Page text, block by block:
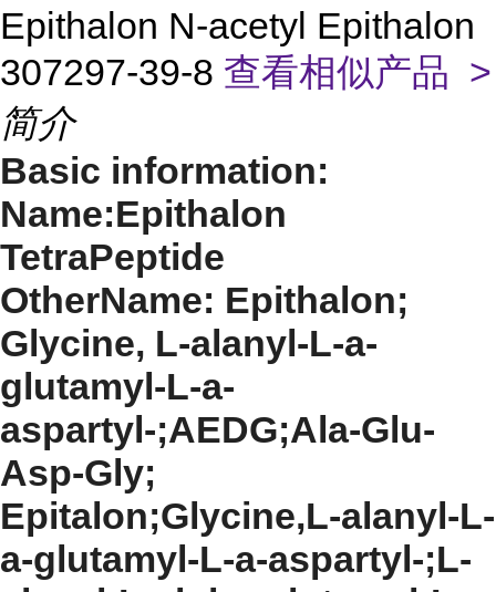
Epithalon N-acetyl Epithalon
307297-39-8 查看相似产品 >
简介
Basic information:
Name:Epithalon
TetraPeptide
OtherName: Epithalon;
Glycine, L-alanyl-L-a-
glutamyl-L-a-
aspartyl-;AEDG;Ala-Glu-
Asp-Gly;
Epitalon;Glycine,L-alanyl-L-
a-glutamyl-L-a-aspartyl-;L-